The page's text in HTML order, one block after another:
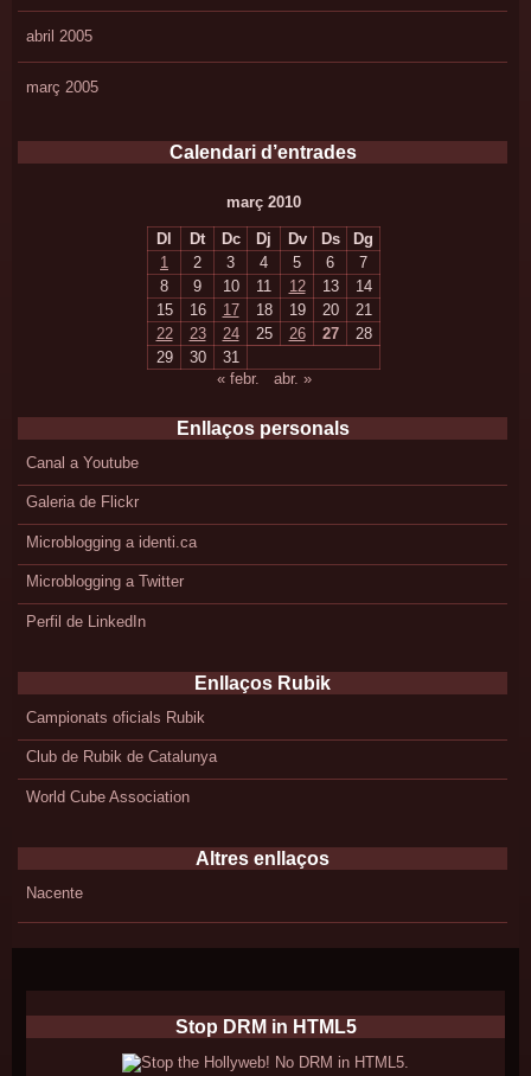
abril 2005
març 2005
Calendari d’entrades
març 2010
Dl Dt Dc Dj Dv Ds
Dg
1
2 3 4 5 6
7
8
9 10 11 12 13
14
15
16 17 18 19 20
21
22
23 24 25 26 27
28
29
30
31
« febr.
abr. »
Enllaços personals
Canal a Youtube
Galeria de Flickr
Microblogging a identi.ca
Microblogging a Twitter
Perfil de LinkedIn
Enllaços Rubik
Campionats oficials Rubik
Club de Rubik de Catalunya
World Cube Association
Altres enllaços
Nacente
Stop DRM in HTML5